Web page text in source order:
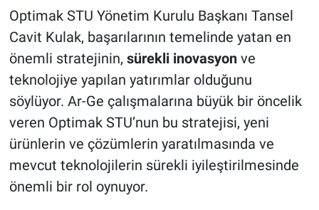
Optimak STU Yönetim Kurulu Başkanı Tansel
Cavit Kulak, başarılarının temelinde yatan en
önemli stratejinin, sürekli inovasyonve
teknolojiye yapılan yatırımlar olduğunu
söylüyor. Ar-Ge çalışmalarına büyük bir öncelik
veren Optimak STU’nun bu stratejisi, yeni
ürünlerin ve çözümlerin yaratılmasında ve
mevcut teknolojilerin sürekli iyileştirilmesinde
önemli bir rol oynuyor.